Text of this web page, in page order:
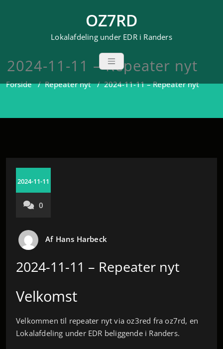
OZ7RD
Lokalafdeling under EDR i Randers
2024-11-11 – Repeater nyt
Forside/Repeater nyt/2024-11-11 – Repeater nyt
2024-11-11
0
Af Hans Harbeck
2024-11-11 – Repeater nyt
Velkomst
Velkommen til repeater nyt via oz3red fra oz7rd, en
Lokalafdeling under EDR beliggende i Randers.